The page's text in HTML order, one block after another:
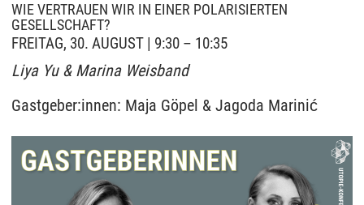
WIE VERTRAUEN WIR IN EINER POLARISIERTEN
GESELLSCHAFT?
FREITAG, 30. AUGUST | 9:30 – 10:35
Liya Yu & Marina Weisband
Gastgeber:innen: Maja Göpel & Jagoda Marinić